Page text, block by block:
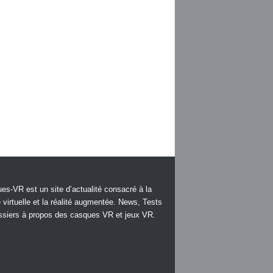
VR est un site d’actualité consacré à la
virtuelle et la réalité augmentée. News, Tests
à propos des casques VR et jeux VR.